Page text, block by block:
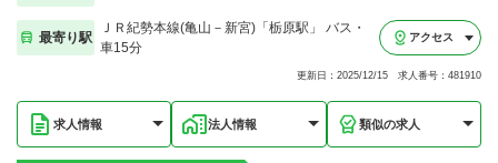
最寄り駅
ＪＲ紀勢本線(亀山－新宮)「栃原駅」 バス・
車15分
アクセス
更新日：2025/12/15 求人番号：481910
求人情報 法人情報 類似の求人